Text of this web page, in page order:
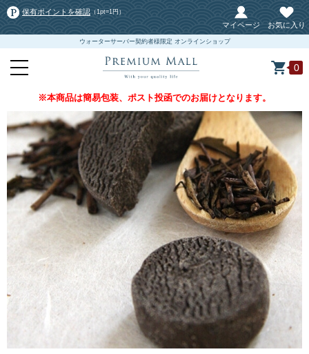
保有ポイントを確認 （1pt=1円）
マイページ お気に入り
ウォーターサーバー契約者様限定 オンラインショップ
0
※本商品は簡易包装、ポスト投函でのお届けとなります。